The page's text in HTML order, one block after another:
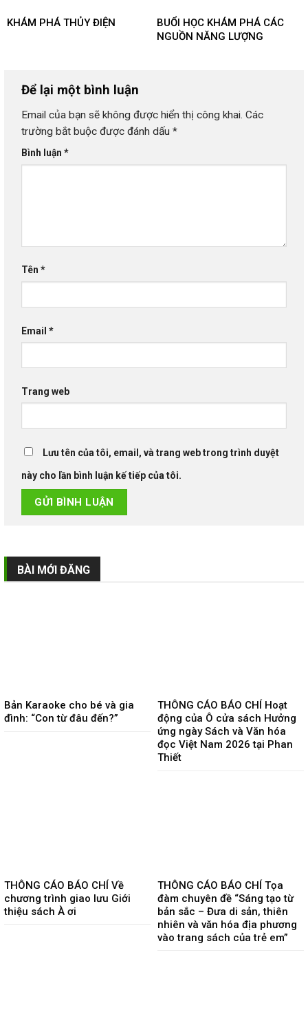
KHÁM PHÁ THỦY ĐIỆN
BUỔI HỌC KHÁM PHÁ CÁC
NGUỒN NĂNG LƯỢNG
Để lại một bình luận
Email của bạn sẽ không được hiển thị công khai. Các
trường bắt buộc được đánh dấu *
Bình luận *
Tên *
Email *
Trang web
Lưu tên của tôi, email, và trang web trong trình duyệt
này cho lần bình luận kế tiếp của tôi.
BÀI MỚI ĐĂNG
Bản Karaoke cho bé và gia
đình: “Con từ đâu đến?”
THÔNG CÁO BÁO CHÍ Hoạt
động của Ô cửa sách Hưởng
ứng ngày Sách và Văn hóa
đọc Việt Nam 2026 tại Phan
Thiết
THÔNG CÁO BÁO CHÍ Về
chương trình giao lưu Giới
thiệu sách À ơi
THÔNG CÁO BÁO CHÍ Tọa
đàm chuyên đề “Sáng tạo từ
bản sắc – Đưa di sản, thiên
nhiên và văn hóa địa phương
vào trang sách của trẻ em”